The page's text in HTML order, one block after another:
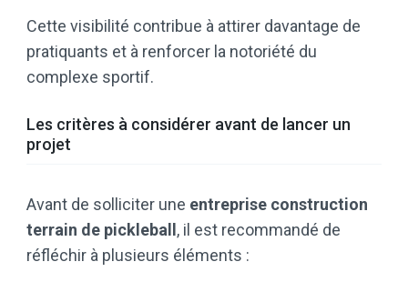
Cette visibilité contribue à attirer davantage de
pratiquants et à renforcer la notoriété du
complexe sportif.
Les critères à considérer avant de lancer un
projet
Avant de solliciter une entreprise construction
terrain de pickleball , il est recommandé de
réfléchir à plusieurs éléments :